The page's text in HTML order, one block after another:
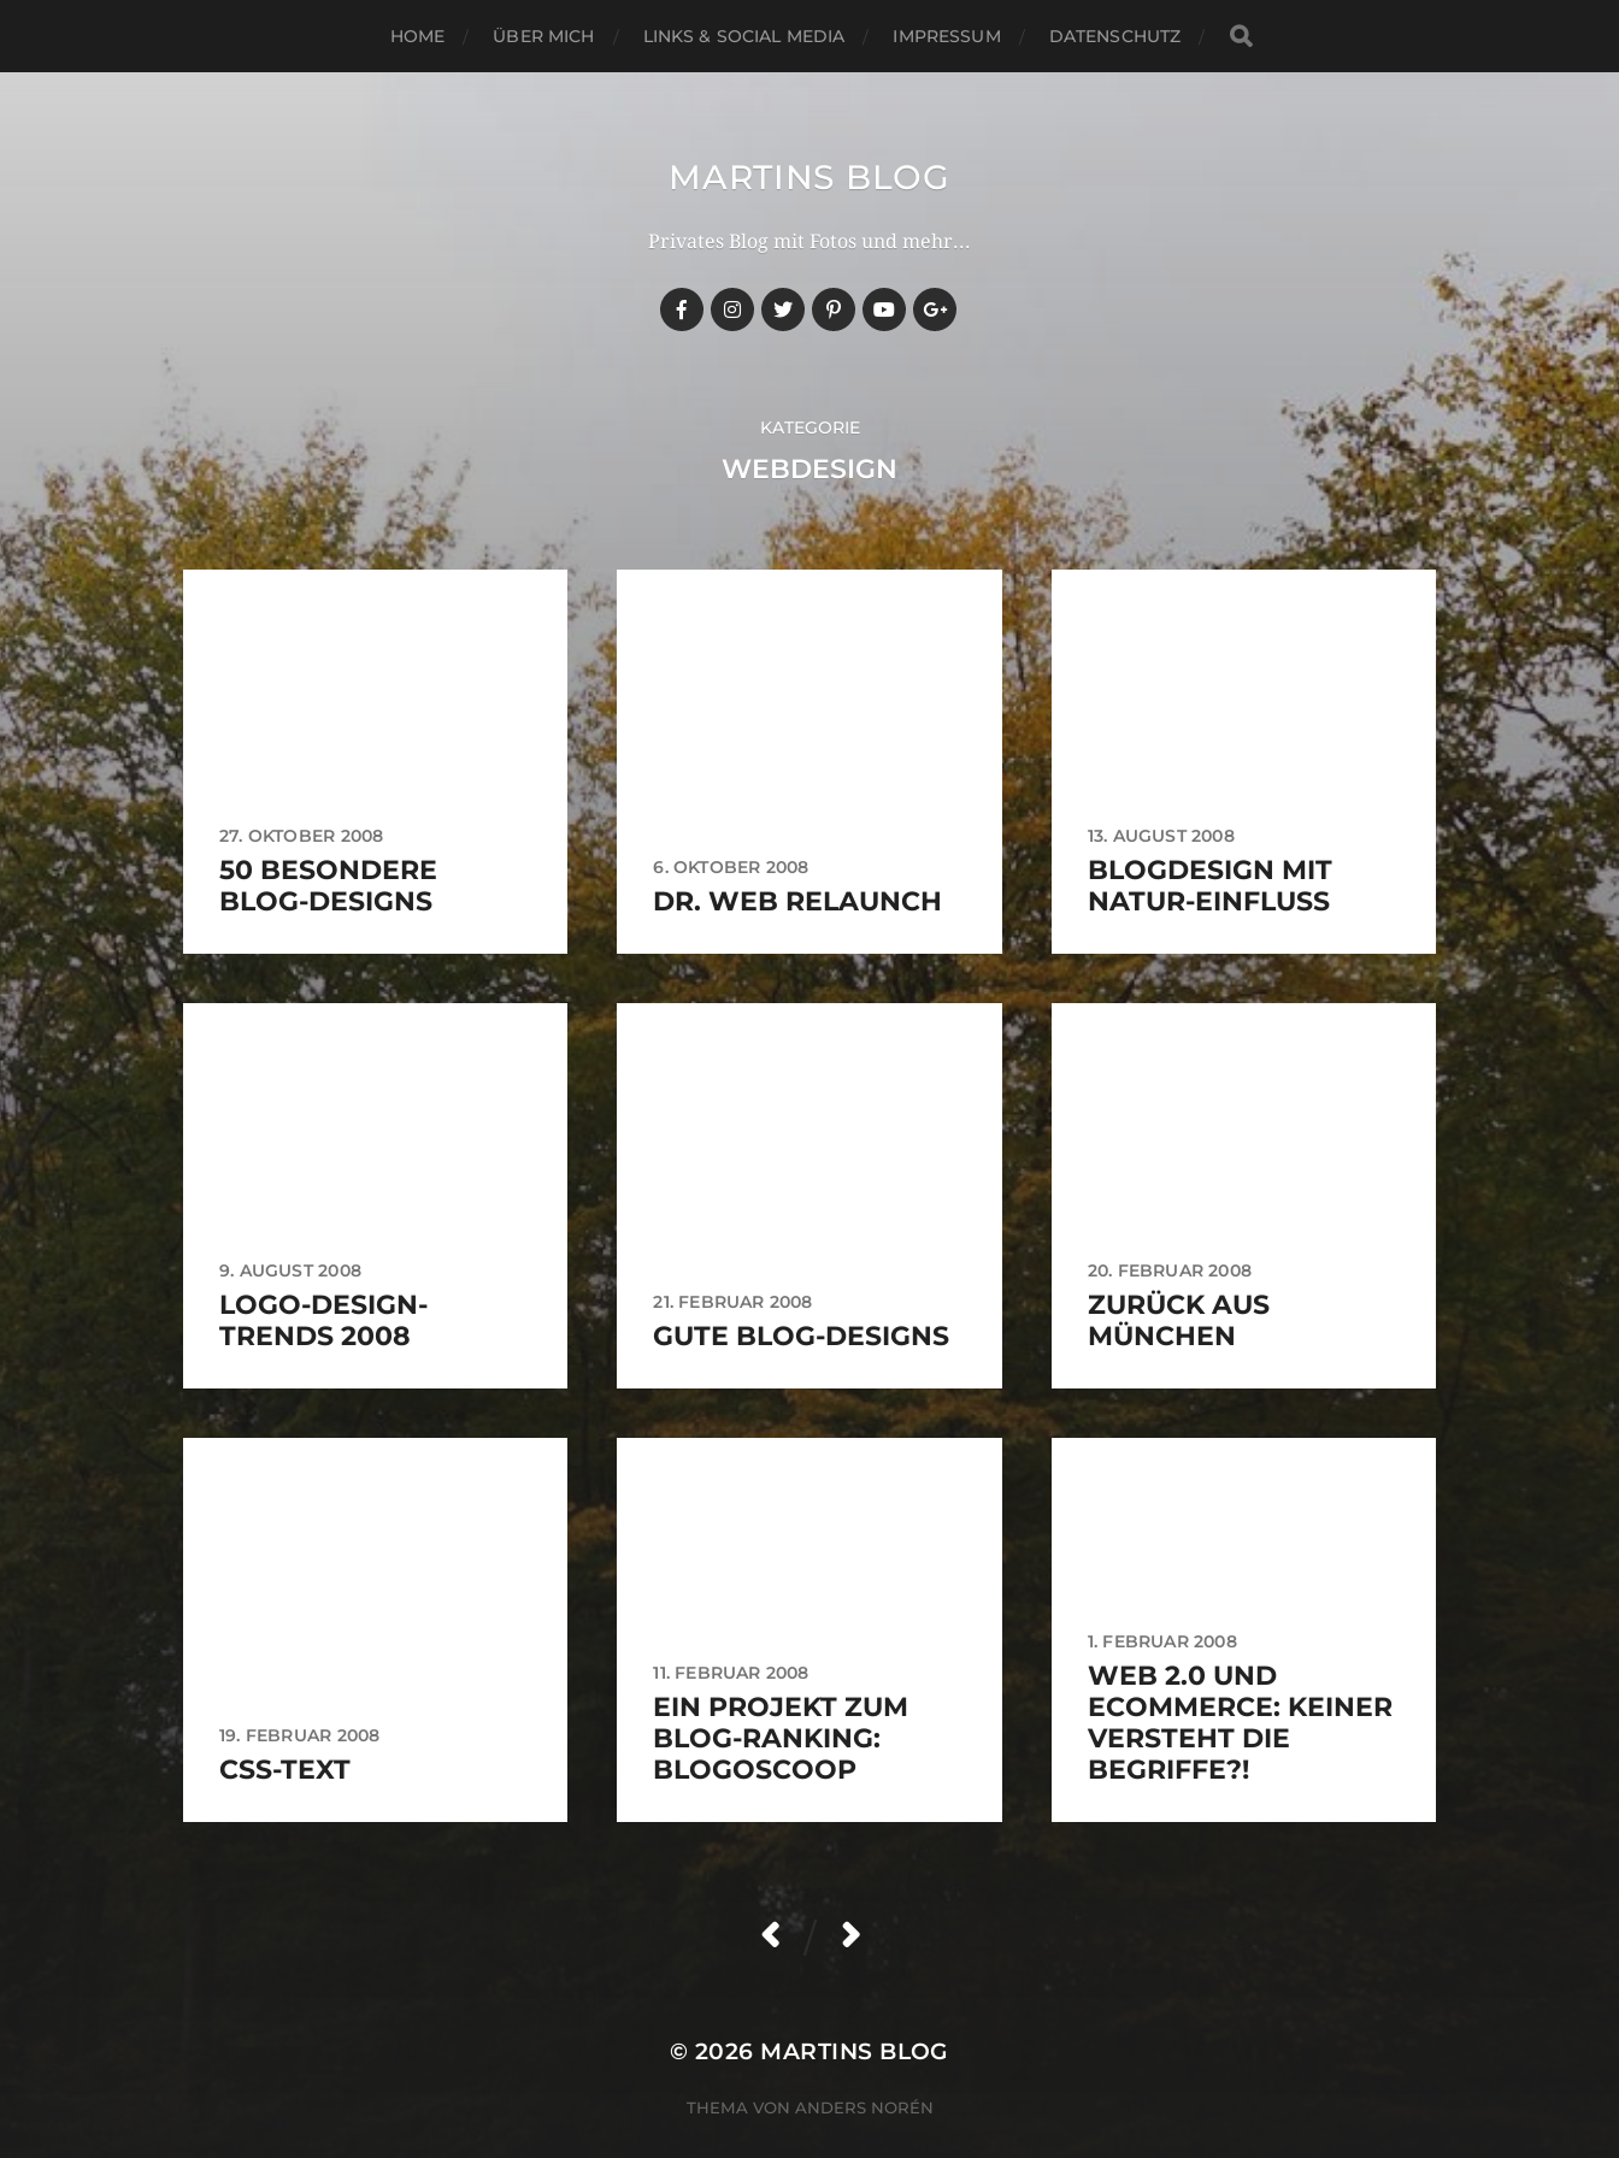
HOME ÜBER MICH LINKS & SOCIAL MEDIA IMPRESSUM DATENSCHUTZ
MARTINS BLOG
Privates Blog mit Fotos und mehr...
KATEGORIE
WEBDESIGN
27. OKTOBER 2008
50 BESONDERE
BLOG-DESIGNS
6. OKTOBER 2008
DR. WEB RELAUNCH
13. AUGUST 2008
BLOGDESIGN MIT
NATUR-EINFLUSS
9. AUGUST 2008
LOGO-DESIGN-
TRENDS 2008
21. FEBRUAR 2008
GUTE BLOG-DESIGNS
20. FEBRUAR 2008
ZURÜCK AUS
MÜNCHEN
19. FEBRUAR 2008
CSS-TEXT
11. FEBRUAR 2008
EIN PROJEKT ZUM
BLOG-RANKING:
BLOGOSCOOP
1. FEBRUAR 2008
WEB 2.0 UND
ECOMMERCE: KEINER
VERSTEHT DIE
BEGRIFFE?!
© 2026 MARTINS BLOG
THEMA VON ANDERS NORÉN